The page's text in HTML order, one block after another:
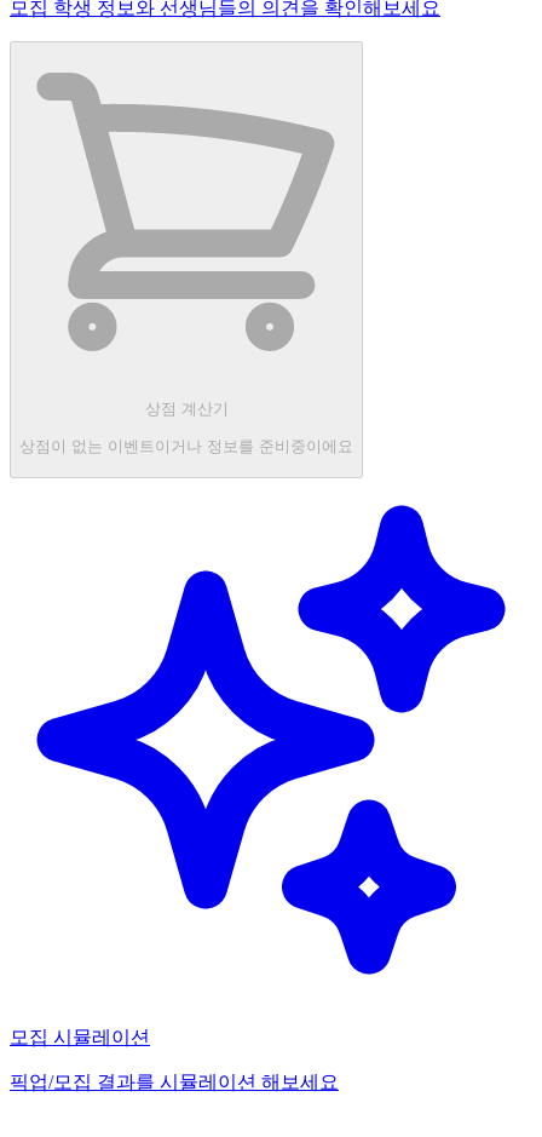
모집 학생 정보와 선생님들의 의견을 확인해보세요
상점 계산기
상점이 없는 이벤트이거나 정보를 준비중이에요
모집 시뮬레이션
픽업/모집 결과를 시뮬레이션 해보세요